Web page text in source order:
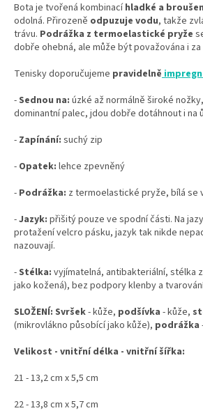
Bota je tvořená kombinacíhladké a
odolná. Přirozeně odpuzuje vodu, takže
trávu. Podrážka z termoelastické pryže
dobře ohebná, ale může být považována i
Tenisky doporučujeme pravidelně
-Sednou na: úzké až normálně široké
dominantní palec, jdou dobře dotáhnout i na
- Zapínání: suchý zip
- Opatek: lehce zpevněný
- Podrážka: z termoelastické pryže, bílá se
-Jazyk: přišitý pouze ve spodní části. Na
protažení velcro pásku, jazyk tak nikde
nazouvají.
-Stélka: vyjímatelná, antibakteriální, stélka
jako kožená), bez podpory klenby a
SLOŽENÍ: Svršek- kůže, podšívka - kůže,
(mikrovlákno působící jako kůže), podrážka
Velikost - vnitřní délka - vnitřní šířka:
21 - 13,2 cm x 5,5 cm
22 - 13,8 cm x 5,7 cm